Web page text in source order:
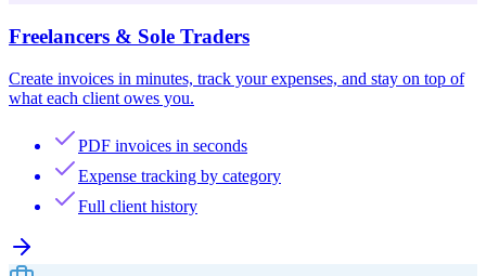
Freelancers & Sole Traders
Create invoices in minutes, track your expenses, and stay on top of
what each client owes you.
PDF invoices in seconds
Expense tracking by category
Full client history